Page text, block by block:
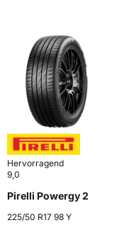
Hervorragend
9,0
Pirelli Powergy 2
225/50 R17 98 Y